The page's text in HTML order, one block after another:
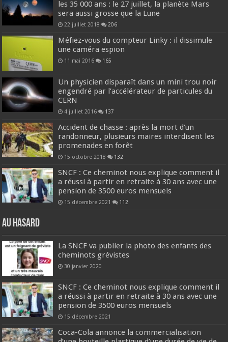
les 35 000 ans : le 27 juillet, la planète Mars
sera aussi grosse que la Lune
22 juillet 2018 206
Méfiez-vous du compteur Linky : il dissimule
une caméra espion
11 mai 2016 165
Un physicien disparaît dans un mini trou noir
engendré par l’accélérateur de particules du
CERN
4 juillet 2016 137
Accident de chasse : après la mort d’un
randonneur, plusieurs maires interdisent les
promenades en forêt
15 octobre 2018 132
SNCF : Ce cheminot nous explique comment il
a réussi à partir en retraite à 30 ans avec une
pension de 3500 euros mensuels
15 décembre 2021 112
Au hasard
La SNCF va publier la photo des enfants des
cheminots grévistes
30 janvier 2020
SNCF : Ce cheminot nous explique comment il
a réussi à partir en retraite à 30 ans avec une
pension de 3500 euros mensuels
15 décembre 2021
Coca-Cola annonce la commercialisation